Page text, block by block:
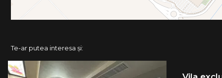
Te-ar putea interesa și: